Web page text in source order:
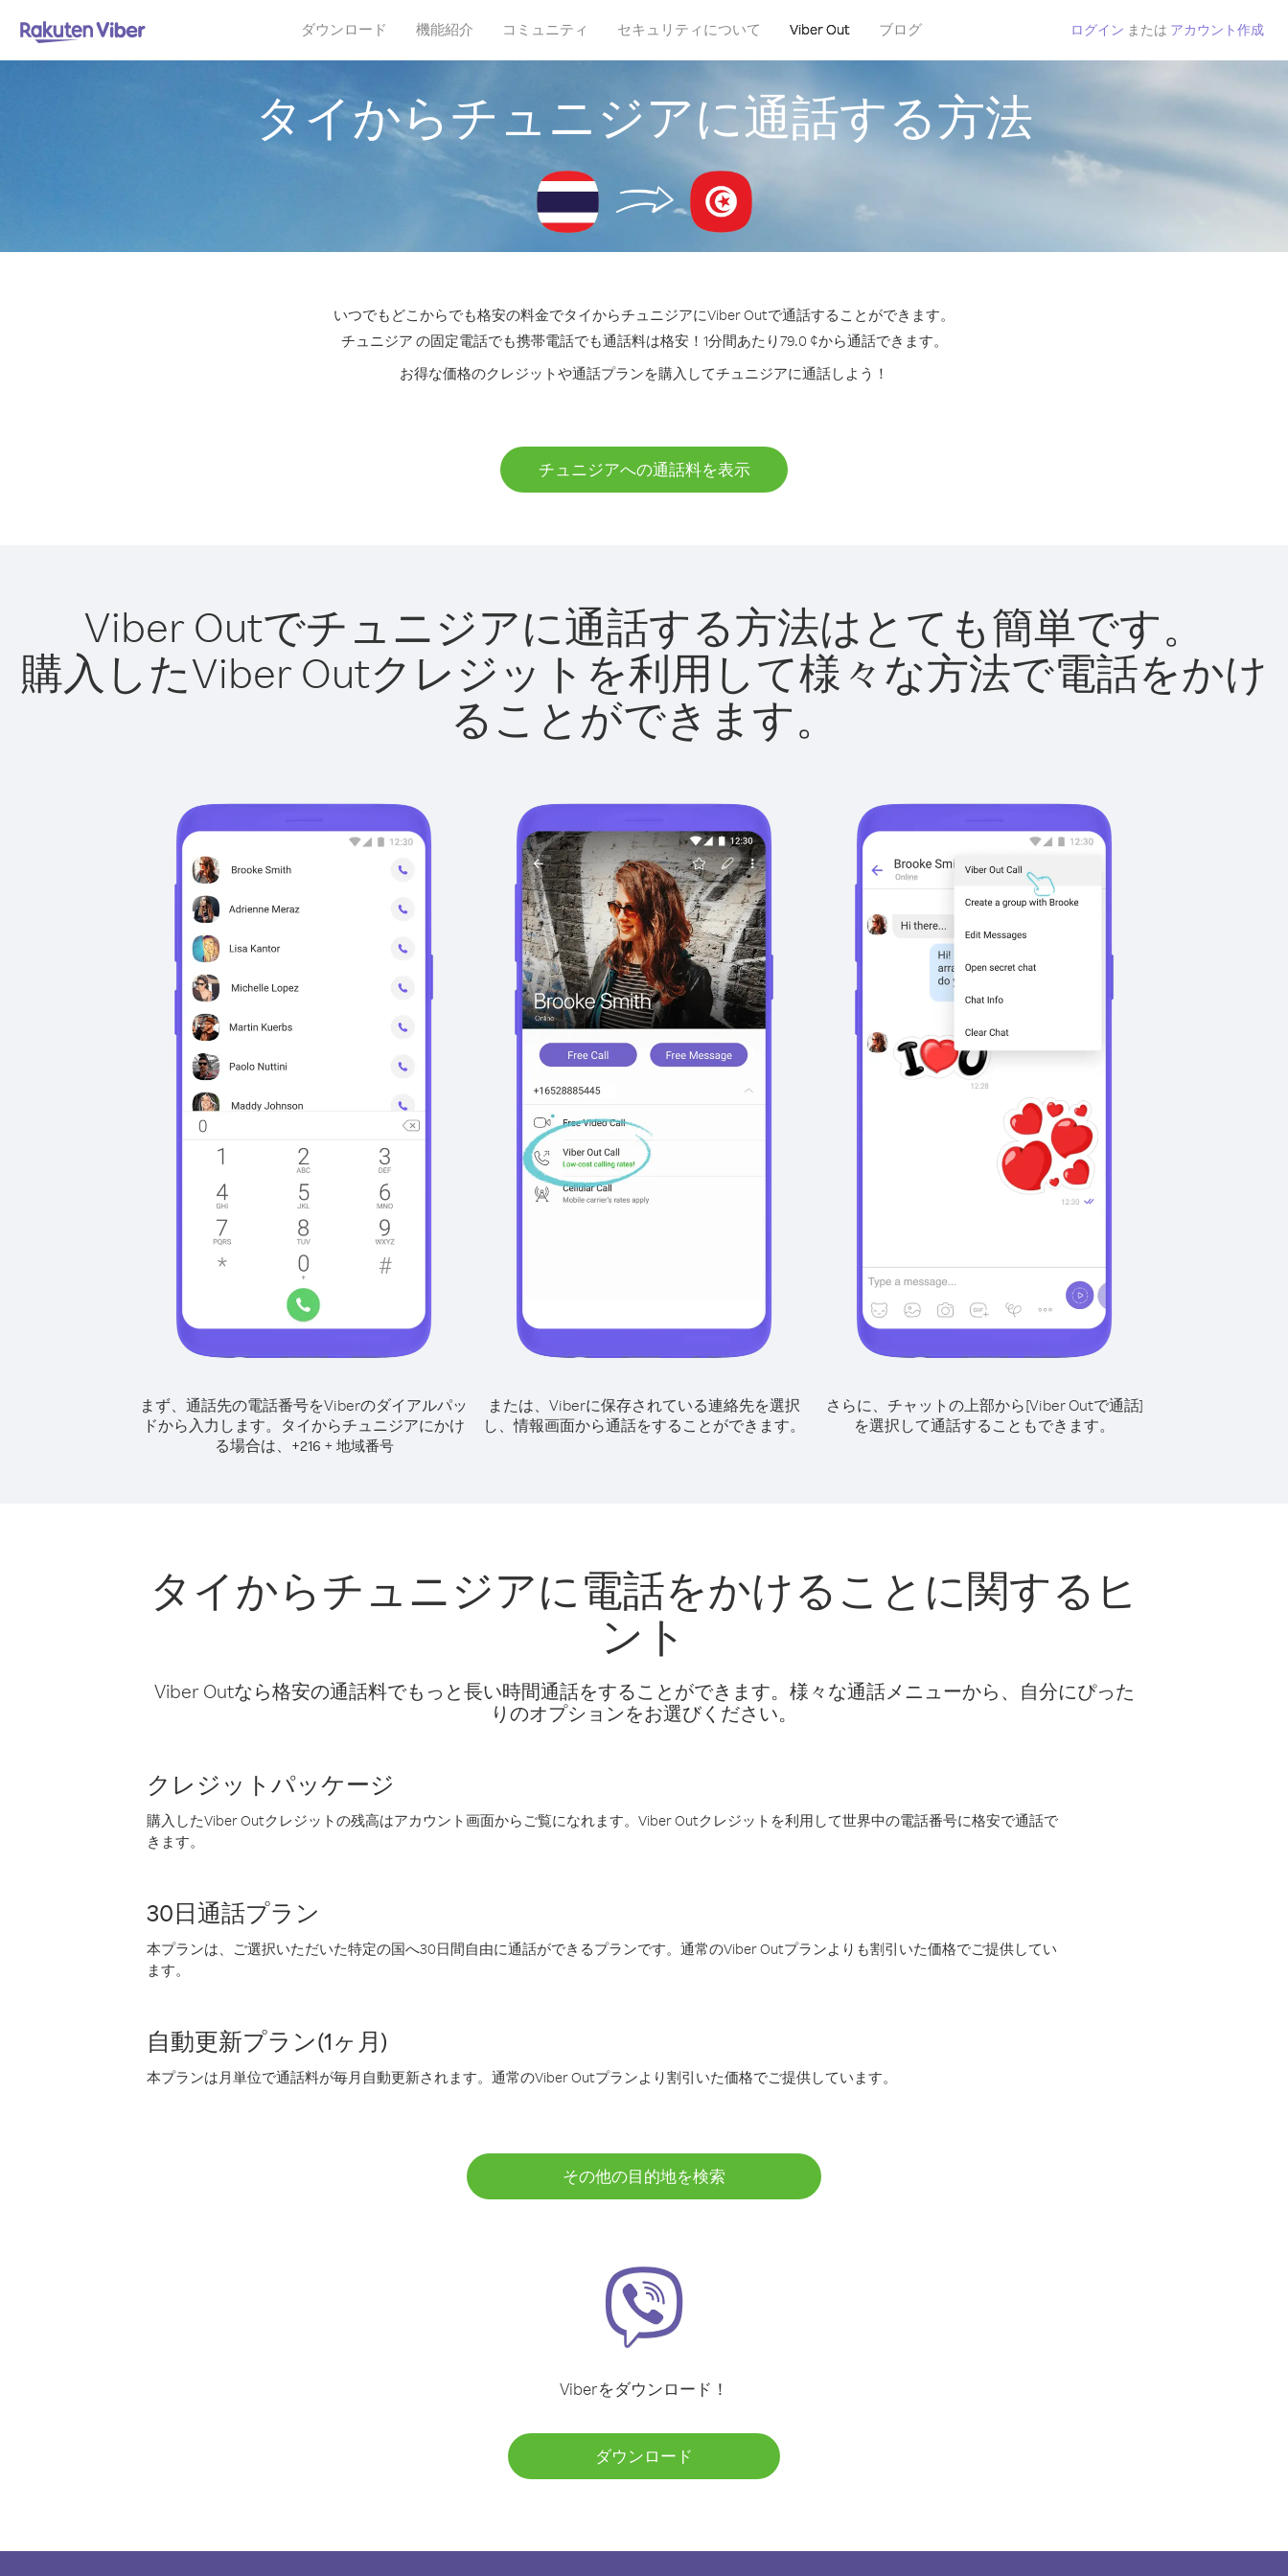
ダウンロード 機能紹介 コミュニティ セキュリティについて Viber Out ブログ ログイン または アカウント作成
タイからチュニジアに通話する方法
いつでもどこからでも格安の料金でタイからチュニジアにViber Outで通話することができます。
チュニジア の固定電話でも携帯電話でも通話料は格安！1分間あたり79.0 ¢から通話できます。
お得な価格のクレジットや通話プランを購入してチュニジアに通話しよう！
チュニジアへの通話料を表示
Viber Outでチュニジアに通話する方法はとても簡単です。
購入したViber Outクレジットを利用して様々な方法で電話をかけ
ることができます。
まず、通話先の電話番号をViberのダイアルパッ
ドから入力します。 タイからチュニジアにかけ
る場合は、
+216 + 地域番号
または、Viberに保存されている連絡先を選択
し、情報画面から通話をすることができます。
さらに、チャットの上部から[Viber Outで通話]
を選択して通話することもできます。
タイからチュニジアに電話をかけることに関するヒ
ント
Viber Outなら格安の通話料でもっと長い時間通話をすることができます。様々な通話メニューから、自分にぴった
りのオプションをお選びください。
クレジットパッケージ
購入したViber Outクレジットの残高はアカウント画面からご覧になれます。Viber Outクレジットを利用して世界中の電話番号に格安で通話で
きます。
30日通話プラン
本プランは、ご選択いただいた特定の国へ30日間自由に通話ができるプランです。通常のViber Outプランよりも割引いた価格でご提供してい
ます。
自動更新プラン(1ヶ月)
本プランは月単位で通話料が毎月自動更新されます。通常のViber Outプランより割引いた価格でご提供しています。
その他の目的地を検索
Viberをダウンロード！
ダウンロード